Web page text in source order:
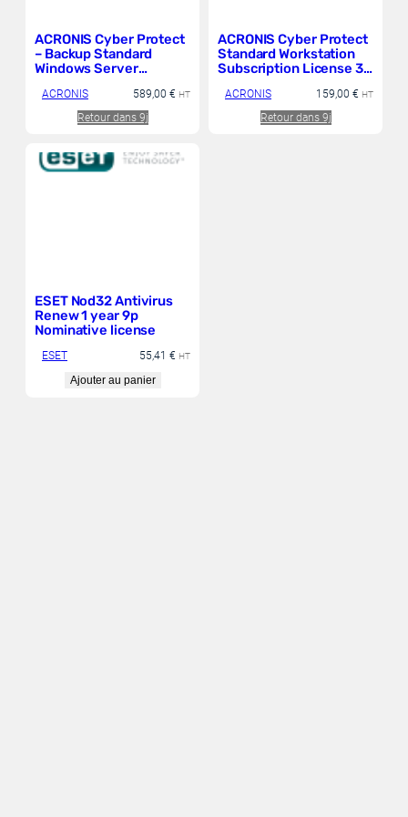
ACRONIS Cyber Protect
– Backup Standard
Windows Server
License 5 Year –
Renewal
ACRONIS 589,00 € HT
Retour dans 9j
ACRONIS Cyber Protect
Standard Workstation
Subscription License 3
ACRONIS 159,00 € HT
Retour dans 9j
ESET Nod32 Antivirus
Renew 1 year 9p
Nominative license
ESET 55,41 € HT
Ajouter au panier